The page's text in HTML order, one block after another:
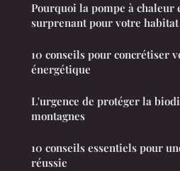
Pourquoi la pompe à chaleur
surprenant pour votre habitat
10 conseils pour concrétiser
énergétique
L'urgence de protéger la
montagnes
10 conseils essentiels pour
réussie